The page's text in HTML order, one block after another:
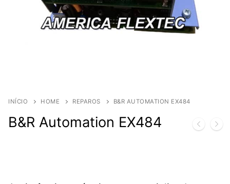
INÍCIO HOME REPAROS B&R AUTOMATION EX484
B&R Automation EX484